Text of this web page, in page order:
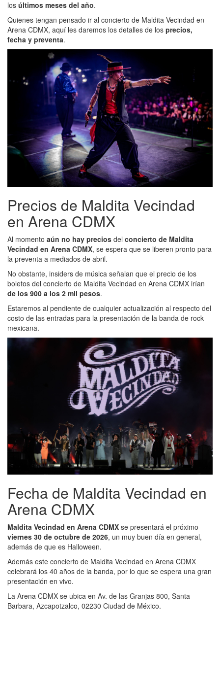
los últimos meses del año.
Quienes tengan pensado ir al concierto de Maldita Vecindad en
Arena CDMX, aquí les daremos los detalles de los precios,
fecha y preventa.
Precios de Maldita Vecindad
en Arena CDMX
Al momento aún no hay precios del concierto de Maldita
Vecindad en Arena CDMX, se espera que se liberen pronto para
la preventa a mediados de abril.
No obstante, insiders de música señalan que el precio de los
boletos del concierto de Maldita Vecindad en Arena CDMX irían
de los 900 a los 2 mil pesos.
Estaremos al pendiente de cualquier actualización al respecto del
costo de las entradas para la presentación de la banda de rock
mexicana.
Fecha de Maldita Vecindad en
Arena CDMX
Maldita Vecindad en Arena CDMX se presentará el próximo
viernes 30 de octubre de 2026, un muy buen día en general,
además de que es Halloween.
Además este concierto de Maldita Vecindad en Arena CDMX
celebrará los 40 años de la banda, por lo que se espera una gran
presentación en vivo.
La Arena CDMX se ubica en Av. de las Granjas 800, Santa
Barbara, Azcapotzalco, 02230 Ciudad de México.